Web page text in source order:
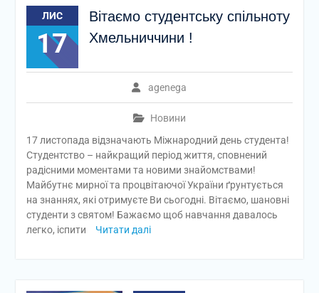
ЛИС
17
Вітаємо студентську спільноту
Хмельниччини !
agenega
Новини
17 листопада відзначають Міжнародний день студента!
Студентство – найкращий період життя, сповнений
радісними моментами та новими знайомствами!
Майбутнє мирної та процвітаючої України ґрунтується
на знаннях, які отримуєте Ви сьогодні. Вітаємо, шановні
студенти з святом! Бажаємо щоб навчання давалось
легко, іспити
Читати далі